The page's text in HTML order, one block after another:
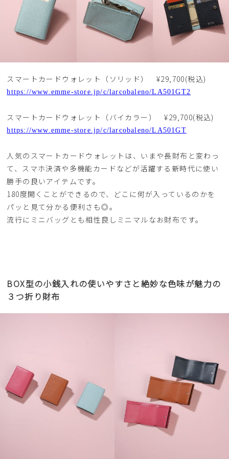
スマートカードウォレット（ソリッド） ¥29,700(税込)
https://www.emme-store.jp/c/larcobaleno/LA501GT2
スマートカードウォレット（バイカラー） ¥29,700(税込)
https://www.emme-store.jp/c/larcobaleno/LA501GT
人気のスマートカードウォレットは、いまや長財布と変わっ
て、スマホ決済や多機能カードなどが活躍する新時代に使い
勝手の良いアイテムです。
180度開くことができるので、どこに何が入っているのかを
パッと見て分かる便利さも◎。
流行にミニバッグとも相性良しミニマルなお財布です。
BOX型の小銭入れの使いやすさと絶妙な色味が魅力の
３つ折り財布